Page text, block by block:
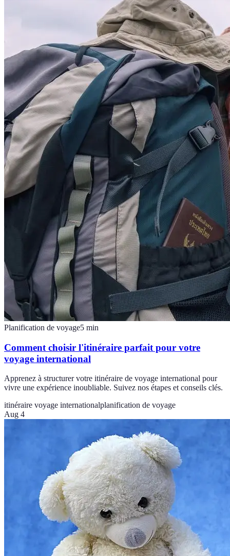
Planification de voyage5 min
Comment choisir l'itinéraire parfait pour votre
voyage international
Apprenez à structurer votre itinéraire de voyage international pour
vivre une expérience inoubliable. Suivez nos étapes et conseils clés.
itinéraire voyage internationalplanification de voyage
Aug 4